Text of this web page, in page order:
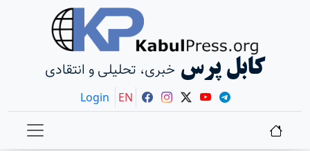
کابل پرس خبری، تحلیلی و انتقادی
Login EN